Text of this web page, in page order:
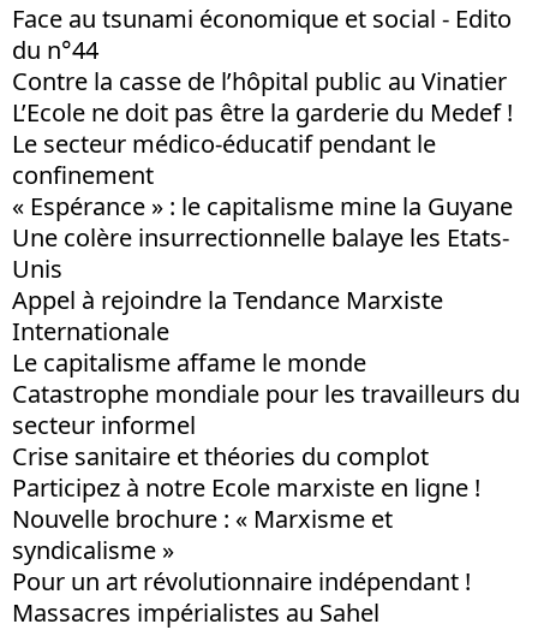
Face au tsunami économique et social - Edito
du n°44
Contre la casse de l’hôpital public au Vinatier
L’Ecole ne doit pas être la garderie du Medef !
Le secteur médico-éducatif pendant le
confinement
« Espérance » : le capitalisme mine la Guyane
Une colère insurrectionnelle balaye les Etats-
Unis
Appel à rejoindre la Tendance Marxiste
Internationale
Le capitalisme affame le monde
Catastrophe mondiale pour les travailleurs du
secteur informel
Crise sanitaire et théories du complot
Participez à notre Ecole marxiste en ligne !
Nouvelle brochure : « Marxisme et
syndicalisme »
Pour un art révolutionnaire indépendant !
Massacres impérialistes au Sahel